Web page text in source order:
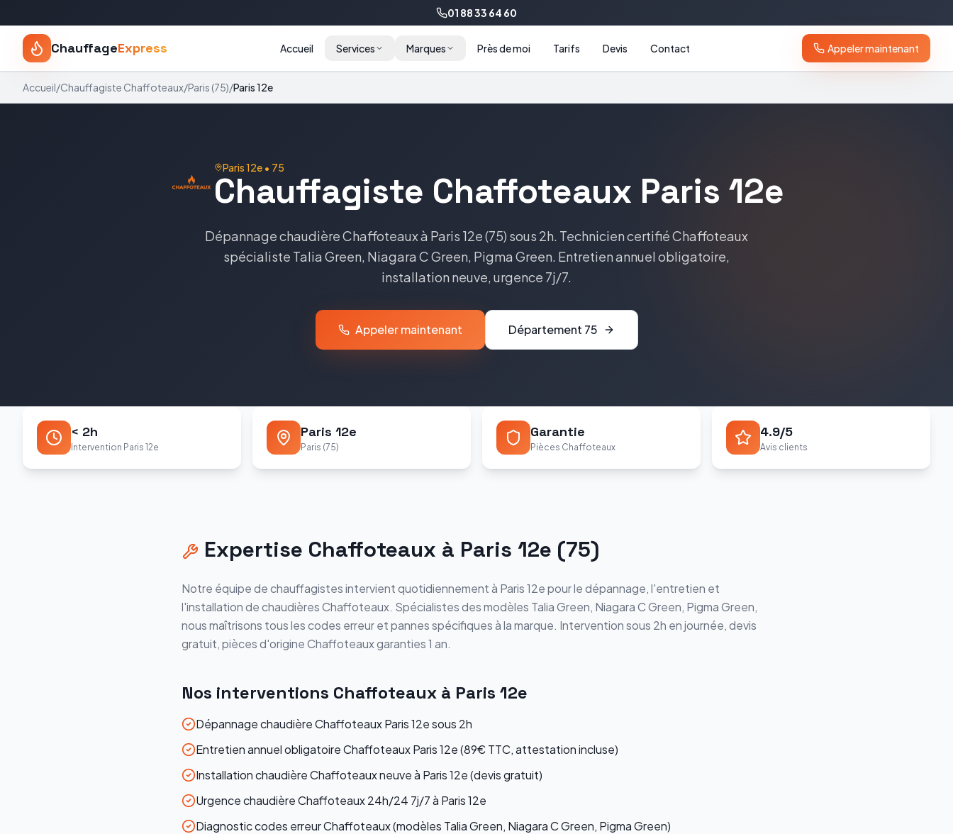
01 88 33 64 60
ChauffageExpress Accueil Services Marques Près de moi Tarifs Devis Contact Appeler maintenant
Accueil/Chauffagiste Chaffoteaux/Paris (75)/Paris 12e
Paris 12e • 75
Chauffagiste Chaffoteaux Paris 12e
Dépannage chaudièreChaffoteauxà Paris 12e(75) sous 2h. Technicien certifiéChaffoteaux
spécialiste Talia Green, Niagara C Green, Pigma Green. Entretien annuel obligatoire,
installation neuve, urgence 7j/7.
Appeler maintenant Département 75
< 2h
Intervention Paris 12e
Paris 12e
Paris (75)
Garantie
Pièces Chaffoteaux
4.9/5
Avis clients
Expertise Chaffoteaux à Paris 12e (75)
Notre équipe de chauffagistes intervient quotidiennement à Paris 12epour le dépannage, l'entretien et
l'installation de chaudièresChaffoteaux. Spécialistes des modèles Talia Green, Niagara C Green, Pigma Green,
nous maîtrisons tous les codes erreur et pannes spécifiques à la marque. Intervention sous 2h en journée, devis
gratuit, pièces d'origineChaffoteauxgaranties 1 an.
Nos interventions Chaffoteaux à Paris 12e
Dépannage chaudière Chaffoteaux Paris 12e sous 2h
Entretien annuel obligatoire Chaffoteaux Paris 12e (89€ TTC, attestation incluse)
Installation chaudière Chaffoteaux neuve à Paris 12e (devis gratuit)
Urgence chaudière Chaffoteaux 24h/24 7j/7 à Paris 12e
Diagnostic codes erreur Chaffoteaux (modèles Talia Green, Niagara C Green, Pigma Green)